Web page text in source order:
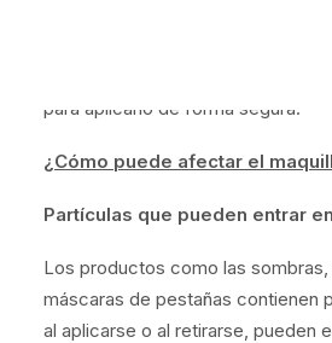
para aplicarlo de forma segura.
¿Cómo puede afectar el
Partículas que pueden entrar
Los productos como las
máscaras de pestañas contienen
al aplicarse o al retirarse, pueden